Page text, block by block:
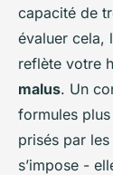
capacité de
évaluer cela,
reflète votre
malus. Un
formules
prisés par
s’impose -